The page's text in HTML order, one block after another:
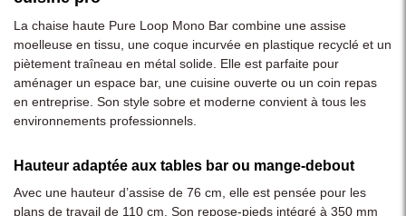
La chaise haute Pure Loop Mono Bar combine une assise
moelleuse en tissu, une coque incurvée en plastique recyclé et un
piètement traîneau en métal solide. Elle est parfaite pour
aménager un espace bar, une cuisine ouverte ou un coin repas
en entreprise. Son style sobre et moderne convient à tous les
environnements professionnels.
Hauteur adaptée aux tables bar ou mange-debout
Avec une hauteur d’assise de 76 cm, elle est pensée pour les
plans de travail de 110 cm. Son repose-pieds intégré à 350 mm